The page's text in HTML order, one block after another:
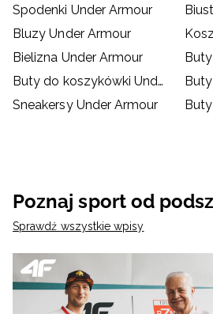
Spodenki Under Armour
Bluzy Under Armour
Bielizna Under Armour
Buty do koszykówki Under Armour
Sneakersy Under Armour
Poznaj sport od
Sprawdź wszystkie wpisy